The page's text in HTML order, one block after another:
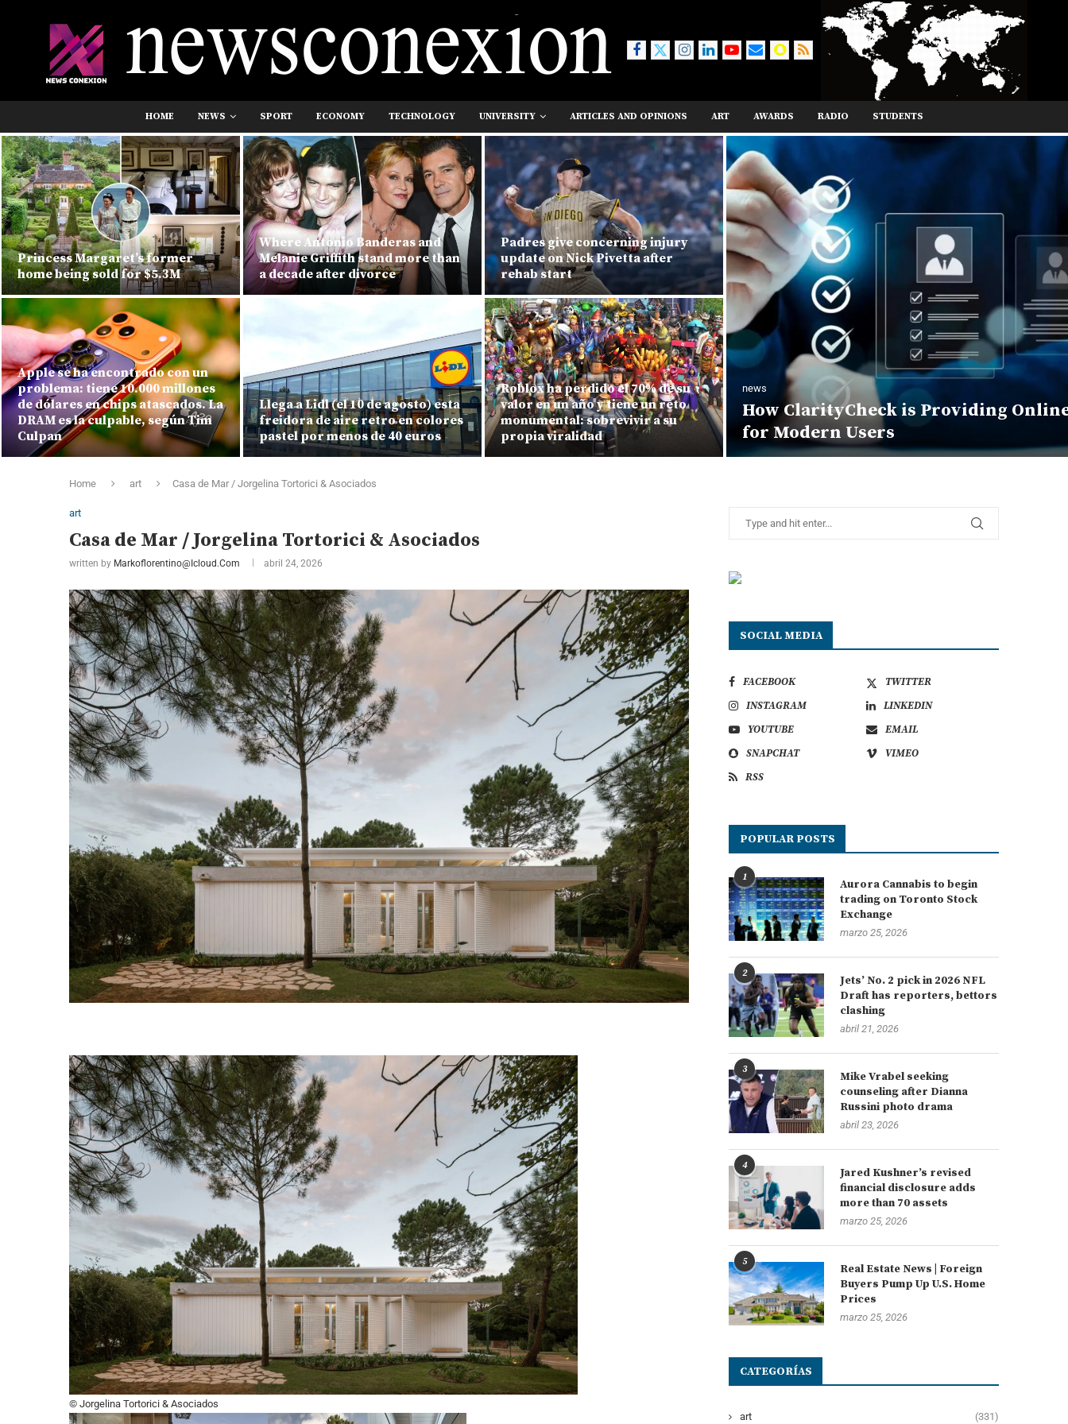
HOME NEWS SPORT ECONOMY TECHNOLOGY UNIVERSITY ARTICLES AND OPINIONS ART AWARDS RADIO STUDENTS
Princess Margaret’s former
home being sold for $5.3M
Apple se ha encontrado con un
problema: tiene 10.000 millones
de dólares en chips atascados. La
DRAM es la culpable, según Tim
Culpan
Where Antonio Banderas and
Melanie Griffith stand more than
a decade after divorce
Llega a Lidl (el 10 de agosto) esta
freidora de aire retro en colores
pastel por menos de 40 euros
Padres give concerning injury
update on Nick Pivetta after
rehab start
Roblox ha perdido el 70% de su
valor en un año y tiene un reto
monumental: sobrevivir a su
propia viralidad
news
How ClarityCheck is Providing
for Modern Users
Home art Casa de Mar / Jorgelina Tortorici & Asociados
art
Casa de Mar / Jorgelina Tortorici & Asociados
written by Markoflorentino@icloud.com abril 24, 2026
© Jorgelina Tortorici & Asociados
SOCIAL MEDIA
FACEBOOK
TWITTER
INSTAGRAM
LINKEDIN
YOUTUBE
EMAIL
SNAPCHAT
VIMEO
RSS
POPULAR POSTS
1
Aurora Cannabis to begin
trading on Toronto Stock
Exchange
marzo 25, 2026
2
Jets’ No. 2 pick in 2026 NFL
Draft has reporters, bettors
clashing
abril 21, 2026
3
Mike Vrabel seeking
counseling after Dianna
Russini photo drama
abril 23, 2026
4
Jared Kushner’s revised
financial disclosure adds
more than 70 assets
marzo 25, 2026
5
Real Estate News | Foreign
Buyers Pump Up U.S. Home
Prices
marzo 25, 2026
CATEGORÍAS
art (331)